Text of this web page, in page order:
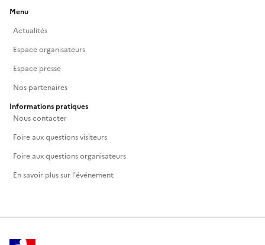
Menu
Actualités
Espace organisateurs
Espace presse
Nos partenaires
Informations pratiques
Nous contacter
Foire aux questions visiteurs
Foire aux questions organisateurs
En savoir plus sur l'événement